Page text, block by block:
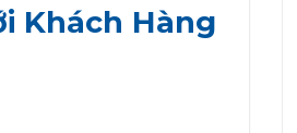
Khách Hàng